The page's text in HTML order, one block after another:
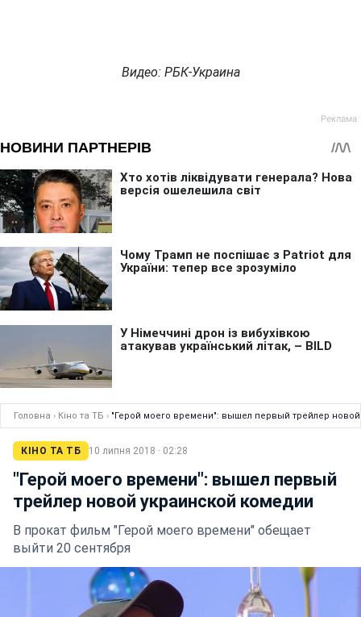
Видео: РБК-Украина
Головна › Кіно та ТБ › "Герой моего времени": вышел первый трейлер
КІНО ТА ТБ 10 липня 2018 · 02:28
"Герой моего времени": вышел первый
трейлер новой украинской комедии
В прокат фильм "Герой моего времени" обещает
выйти 20 сентября